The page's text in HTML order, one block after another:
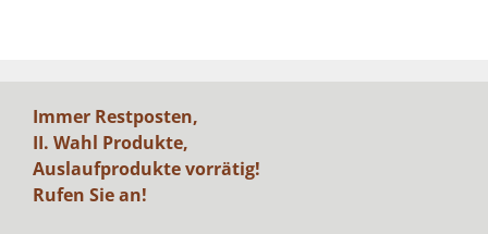
Immer Restposten,
II. Wahl Produkte,
Auslaufprodukte vorrätig!
Rufen Sie an!